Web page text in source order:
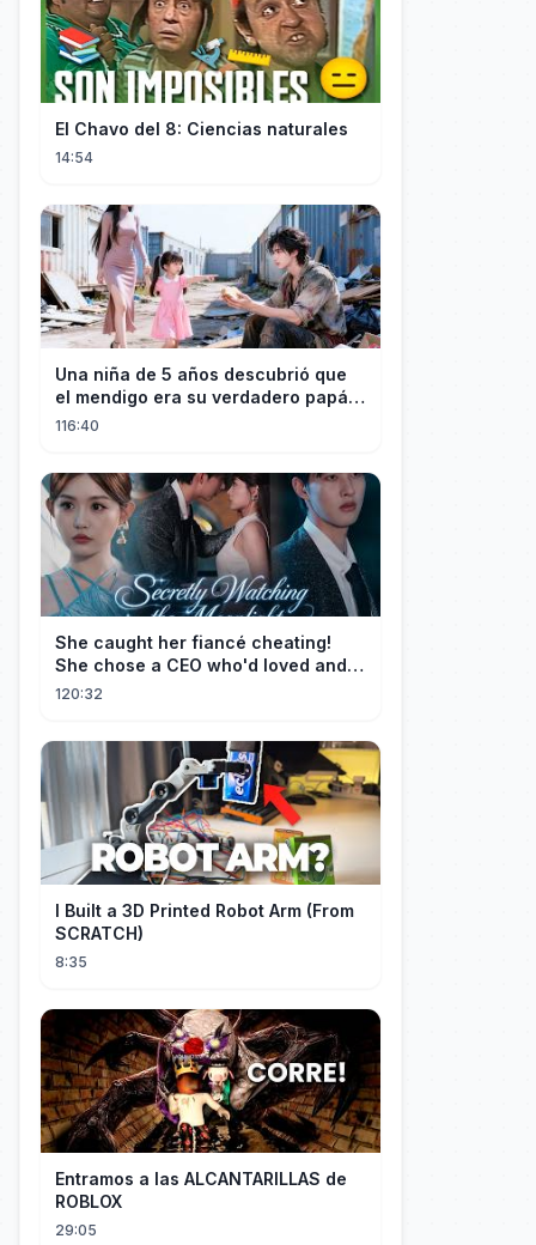
El Chavo del 8: Ciencias naturales
14:54
Una niña de 5 años descubrió que
el mendigo era su verdadero papá y
salvó a su familia
116:40
She caught her fiancé cheating!
She chose a CEO who'd loved and
cherished her for years. ❤️
120:32
I Built a 3D Printed Robot Arm (From
SCRATCH)
8:35
Entramos a las ALCANTARILLAS de
ROBLOX
29:05